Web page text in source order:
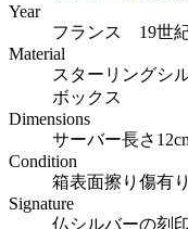
Year
フランス 19世
Material
スターリングシ
ボックス
Dimensions
サーバー長さ
Condition
箱表面擦り傷有
Signature
仏シルバーの刻